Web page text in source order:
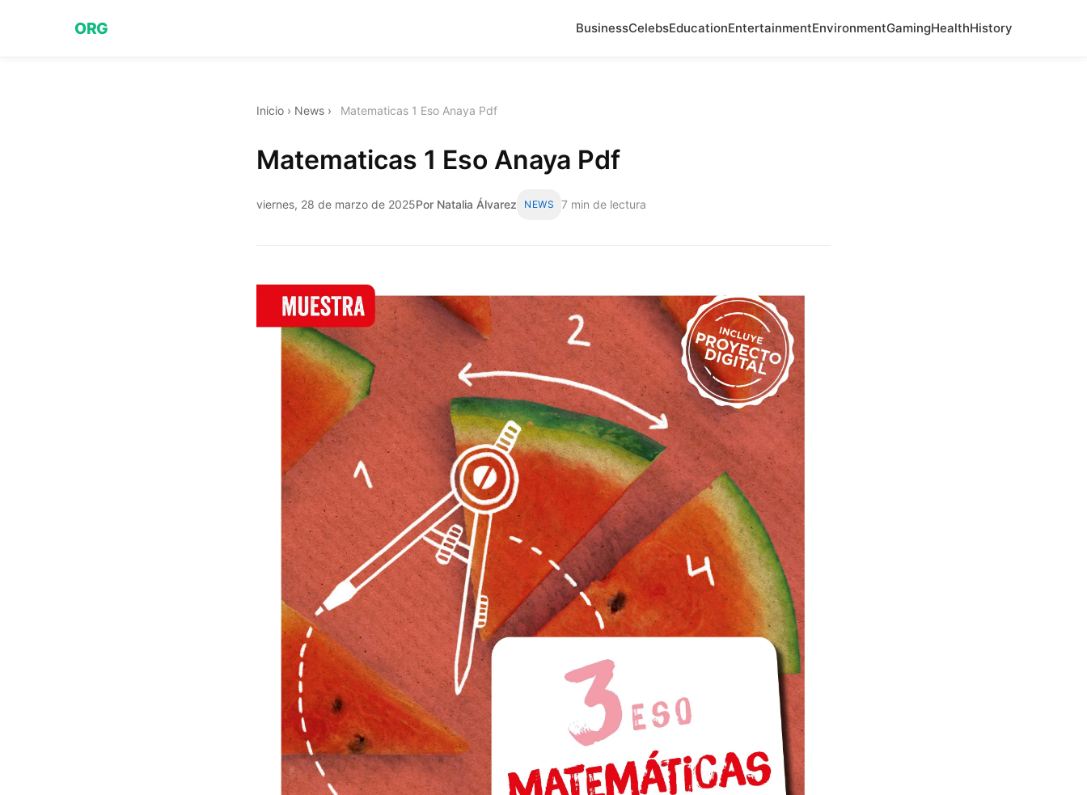
ORG BusinessCelebsEducationEntertainmentEnvironmentGamingHealthHistory
Inicio › News › Matematicas 1 Eso Anaya Pdf
Matematicas 1 Eso Anaya Pdf
viernes, 28 de marzo de 2025Por Natalia Álvarez NEWS 7 min de lectura